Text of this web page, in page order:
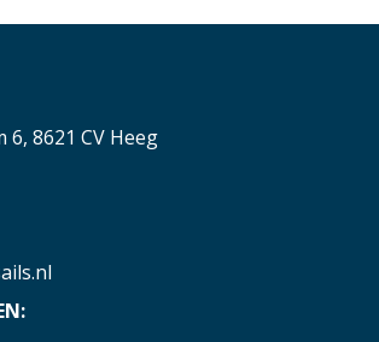
6, 8621 CV Heeg